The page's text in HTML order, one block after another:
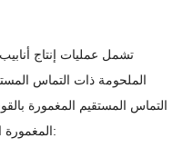
تشمل عمليات إنتاج
الملحومة ذات التماس
التماس المستقيم المغمورة
المغمورة اللولبية. طرق مختلفة لها خصائص مختلفة: